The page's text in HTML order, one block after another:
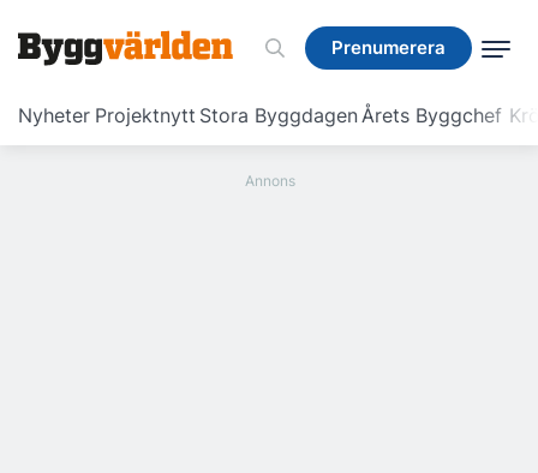
Prenumerera
Nyheter Projektnytt Stora ByggdagenÅrets Byggchef
Prenumerera